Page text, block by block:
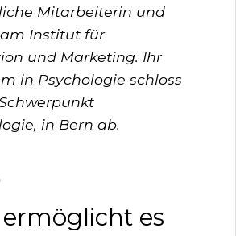
Mitarbeiterin und
Institut für
und Marketing. Ihr
in Psychologie schloss
in Bern ab.
es